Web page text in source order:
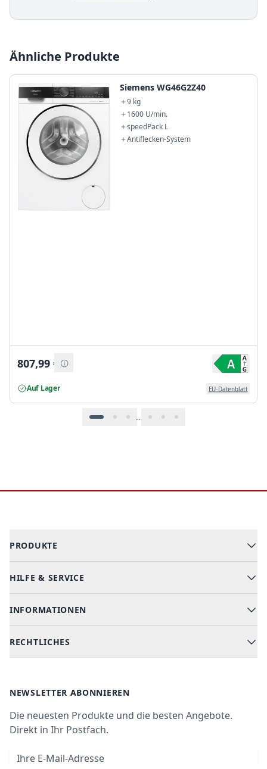
Ähnliche Produkte
Siemens WG46G2Z40
9 kg
1600 U/min.
speedPack L
Antiflecken-System
807,99 €
Auf Lager EU-Datenblatt
…
PRODUKTE
Alle Kategorien
Kühlen & Gefrieren
HILFE & SERVICE
Hilfe & FAQ
INFORMATIONEN
Über uns
RECHTLICHES
Datenschutz
Widerrufsrecht
Impressum
NEWSLETTER ABONNIEREN
Die neuesten Produkte und die besten Angebote.
Direkt in Ihr Postfach.
E-Mail-Adresse